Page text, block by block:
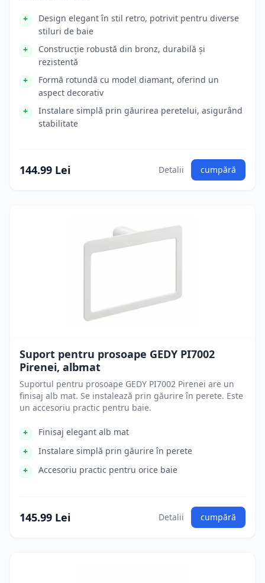
Design elegant în stil retro, potrivit pentru diverse
stiluri de baie
Construcție robustă din bronz, durabilă și
rezistentă
Formă rotundă cu model diamant, oferind un
aspect decorativ
Instalare simplă prin găurirea peretelui, asigurând
stabilitate
144.99 Lei Detalii cumpără
Suport pentru prosoape GEDY PI7002
Pirenei, albmat
Suportul pentru prosoape GEDY PI7002 Pirenei are un
finisaj alb mat. Se instalează prin găurire în perete. Este
un accesoriu practic pentru baie.
Finisaj elegant alb mat
Instalare simplă prin găurire în perete
Accesoriu practic pentru orice baie
145.99 Lei Detalii cumpără